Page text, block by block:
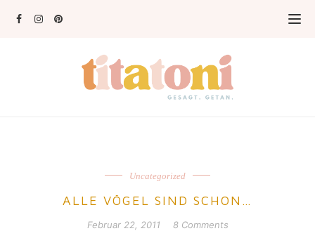
Uncategorized
ALLE VÖGEL SIND SCHON…
Februar 22, 2011 8 Comments